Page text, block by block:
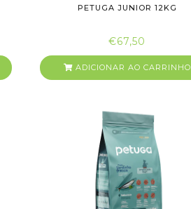
PETUGA JUNIOR 12KG
€67,50
ADICIONAR AO CARRINHO